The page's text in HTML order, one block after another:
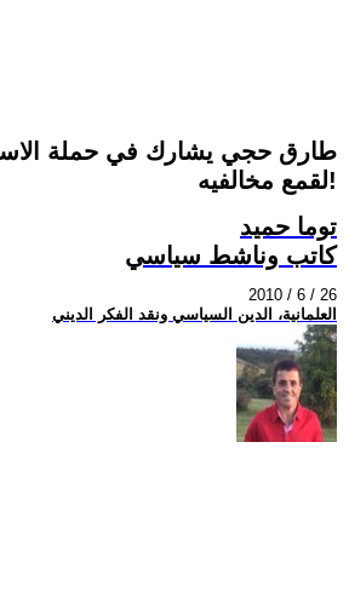
طارق حجي يشارك في حملة
لقمع مخالفيه!
توما حميد
كاتب وناشط سياسي
2010 / 6 / 26
العلمانية، الدين السياسي ونقد الفكر الديني